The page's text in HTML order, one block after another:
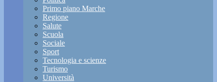
Primo piano Marche
Regione
Salute
Scuola
Sociale
Sport
Tecnologia e scienze
Turismo
Università